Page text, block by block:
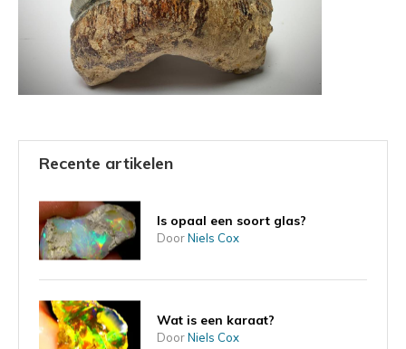
Recente artikelen
Is opaal een soort glas?
DoorNiels Cox
Wat is een karaat?
DoorNiels Cox